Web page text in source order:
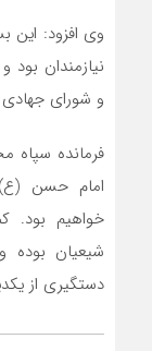
وی افزود: این
نیازمندان
و شورای جهادی
فرمانده سپاه
امام حسن
خواهیم بود.
شیعیان بوده
دستگیری از